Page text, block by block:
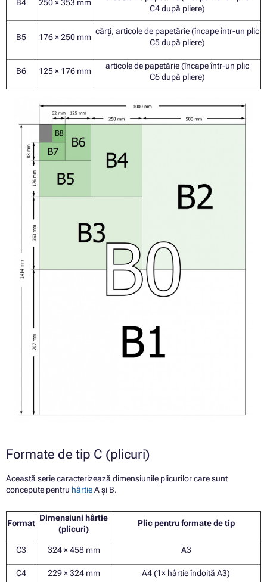
B4 250 × 353 mm
C4 după pliere)
B5 176 × 250 mm
cărți, articole de papetărie (încape într-un plic
C5 după pliere)
B6 125 × 176 mm
articole de papetărie (încape într-un plic
C6 după pliere)
Formate de tip C (plicuri)
Această serie caracterizează dimensiunile plicurilor care sunt
concepute pentru hârtieA și B.
Format
Dimensiuni hârtie
(plicuri)
Plic pentru formate de tip
C3 324 × 458 mm A3
C4 229 × 324 mm A4 (1× hârtie îndoită A3)